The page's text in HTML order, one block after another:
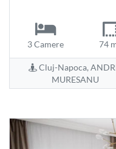
3 Camere 74
Cluj-Napoca,
MURESANU